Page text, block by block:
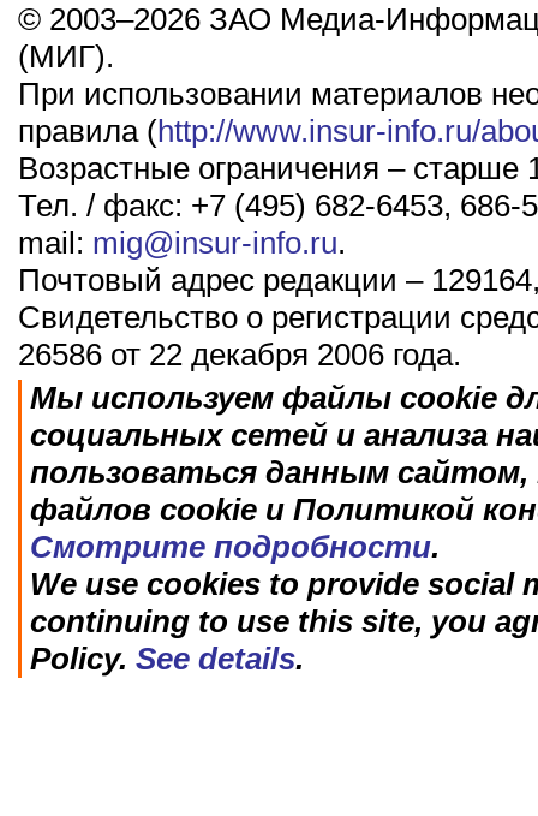
© 2003–2026 ЗАО Медиа-
(МИГ).
При использовании материалов
правила (http://www.insur-info.ru/
Возрастные ограничения – старше
Тел. / факс: +7 (495) 682-6453, 686-
mail: mig@insur-info.ru.
Почтовый адрес редакции –
Свидетельство о регистрации
26586 от 22 декабря 2006 года.
Мы используем файлы cookie
социальных сетей и анализа
пользоваться данным
файлов cookie и Политикой
Смотрите подробности.
We use cookies to provide social
continuing to use this site, you
Policy. See details.